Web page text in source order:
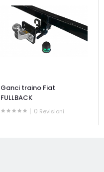
Ganci traino Fiat
FULLBACK
0 Revisioni